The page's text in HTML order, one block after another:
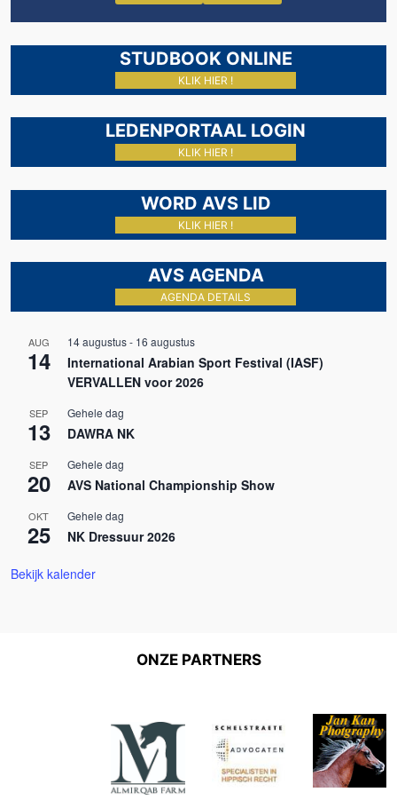
STUDBOOK ONLINE
KLIK HIER !
LEDENPORTAAL LOGIN
KLIK HIER !
WORD AVS LID
KLIK HIER !
AVS AGENDA
AGENDA DETAILS
AUG
14
14 augustus- 16 augustus
International Arabian Sport Festival (IASF)
VERVALLEN voor 2026
SEP
13
Gehele dag
DAWRA NK
SEP
20
Gehele dag
AVS National Championship Show
OKT
25
Gehele dag
NK Dressuur 2026
Bekijk kalender
ONZE PARTNERS